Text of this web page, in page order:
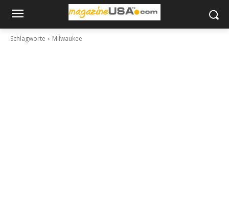
Schlagworte Milwaukee